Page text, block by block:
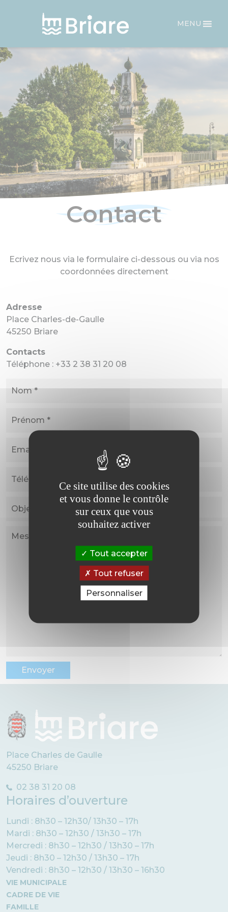
MENU
Contact
Ecrivez nous via le formulaire ci-dessous ou via nos
coordonnées directement
Adresse
Place Charles-de-Gaulle
45250 Briare
Contacts
Téléphone : +33 2 38 31 20 08
Place Charles de Gaulle
45250 Briare
02 38 31 20 08
Horaires d’ouverture
Lundi : 8h30 – 12h30/ 13h30 – 17h
Mardi : 8h30 – 12h30 / 13h30 – 17h
Mercredi : 8h30 – 12h30 / 13h30 – 17h
Jeudi : 8h30 – 12h30 / 13h30 – 17h
Vendredi : 8h30 – 12h30 / 13h30 – 16h30
VIE MUNICIPALE
CADRE DE VIE
FAMILLE
Ce site utilise des cookies
et vous donne le contrôle
sur ceux que vous
souhaitez activer
Tout accepter
Tout refuser
Personnaliser